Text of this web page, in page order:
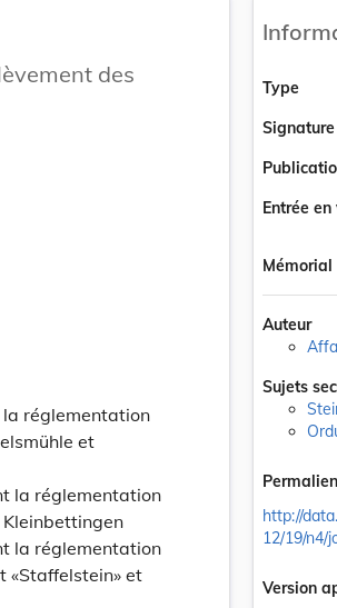
des
réglementation
et
la réglementation
la réglementation
«Staffelstein» et
Type
Signature
Entrée
Mémorial
Auteur
Sujets
Permalien
http://
12/19/n4/
Version